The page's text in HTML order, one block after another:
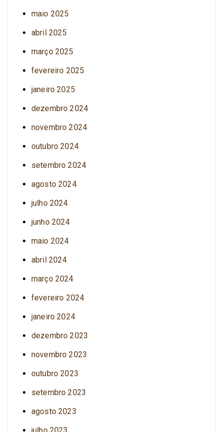
maio 2025
abril 2025
março 2025
fevereiro 2025
janeiro 2025
dezembro 2024
novembro 2024
outubro 2024
setembro 2024
agosto 2024
julho 2024
junho 2024
maio 2024
abril 2024
março 2024
fevereiro 2024
janeiro 2024
dezembro 2023
novembro 2023
outubro 2023
setembro 2023
agosto 2023